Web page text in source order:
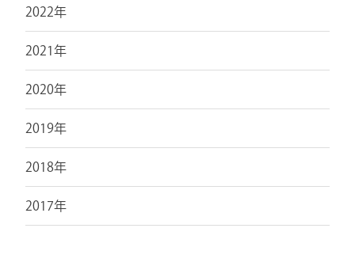
2022年
2021年
2020年
2019年
2018年
2017年